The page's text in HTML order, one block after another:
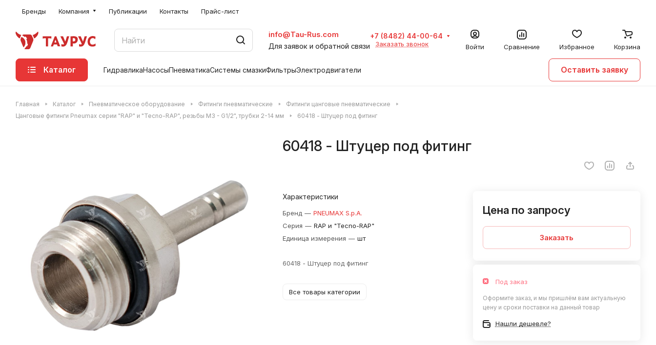
Бренды Компания Публикации Контакты Прайс-лист
info@Tau-Rus.com
Для заявок и обратной связи
+7 (8482) 44-00-64
Заказать звонок Войти Сравнение Избранное Корзина
Каталог ГидравликаНасосыПневматикаСистемы смазкиФильтрыЭлектродвигатели Оставить заявку
Главная Каталог Пневматическое оборудование Фитинги пневматические
Фитинги цанговые пневматические
Цанговые фитинги Pneumax серии "RAP" и "Tecno-RAP", резьбы M3 - G1/2", трубки 2-14 мм
60418 - Штуцер под фитинг
60418 - Штуцер под фитинг
Характеристики
Бренд — PNEUMAX S.p.A.
Серия — RAP и "Tecno-RAP"
Единица измерения — шт
60418 - Штуцер под фитинг
Все товары категории
Цена по запросу
Заказать
Под заказ
Оформите заказ, и мы пришлём вам актуальную
цену и сроки поставки на данный товар
Нашли дешевле?